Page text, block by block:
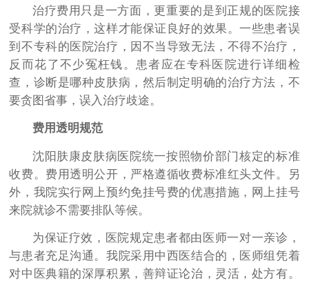
治疗费用只是一方面，更重要的是到正规的医院接
受科学的治疗，这样才能保证良好的效果。一些患者误
到不专科的医院治疗，因不当导致无法，不得不治疗，
反而花了不少冤枉钱。患者应在专科医院进行详细检
查，诊断是哪种皮肤病，然后制定明确的治疗方法，不
要贪图省事，误入治疗歧途。
费用透明规范
沈阳肤康皮肤病医院统一按照物价部门核定的标准
收费。费用透明公开，严格遵循收费标准红头文件。另
外，我院实行网上预约免挂号费的优惠措施，网上挂号
来院就诊不需要排队等候。
为保证疗效，医院规定患者都由医师一对一亲诊，
与患者充足沟通。我院采用中西医结合的，医师组凭着
对中医典籍的深厚积累，善辩证论治，灵活，处方有。